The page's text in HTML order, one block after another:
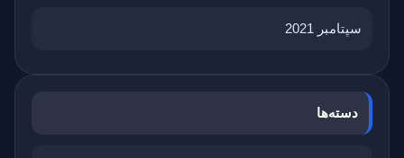
سپتامبر 2021
دسته‌ها